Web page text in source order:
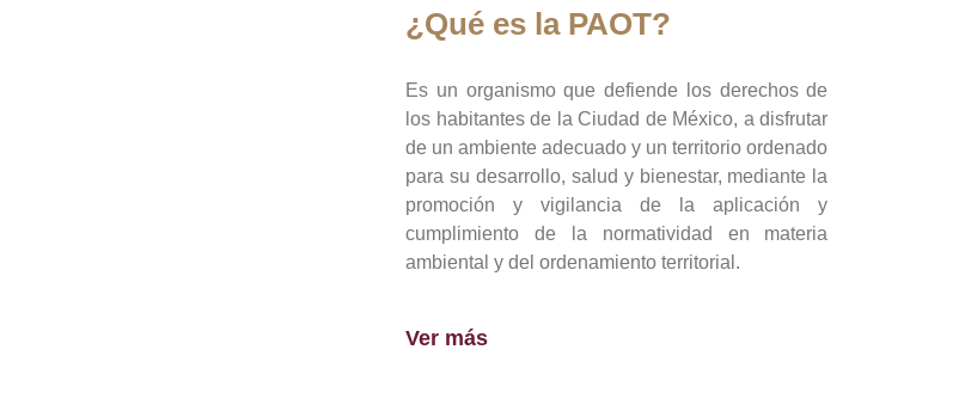
¿Qué es la PAOT?
Es un organismo que defiende los derechos de
los habitantes de la Ciudad de México, a disfrutar
de un ambiente adecuado y un territorio ordenado
para su desarrollo, salud y bienestar, mediante la
promoción y vigilancia de la aplicación y
cumplimiento de la normatividad en materia
ambiental y del ordenamiento territorial.
Ver más